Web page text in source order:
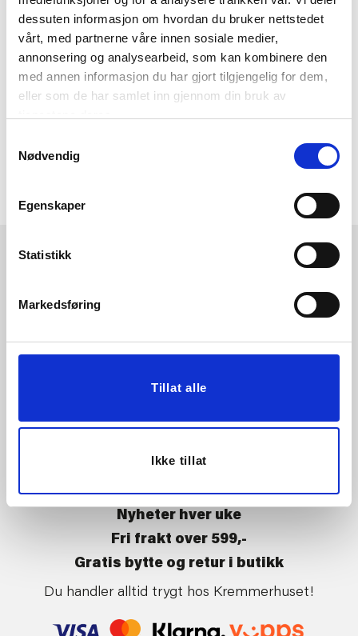
dessuten informasjon om hvordan du bruker nettstedet
vårt, med partnerne våre innen sosiale medier,
annonsering og analysearbeid, som kan kombinere den
med annen informasjon du har gjort tilgjengelig for dem,
eller som de har samlet inn gjennom din bruk av
Nødvendig
Egenskaper
Statistikk
Markedsføring
Tillat alle
Ikke tillat
BLI MEDLEM
Følg oss gjerne på
sosiale medier!
Kundeklubb Tilbakekalling av varer
Handle på nett
Betaling og levering
Nyheter hver uke
Fri frakt over 599,-
Gratis bytte og retur i butikk
Du handler alltid trygt hos Kremmerhuset!